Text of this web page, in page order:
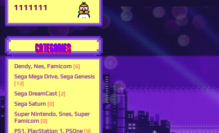
1111111
CATEGORIES
Dendy, Nes, Famicom [6]
Sega Mega Drive, Sega Genesis
[13]
Sega DreamCast [2]
Sega Saturn [0]
Super Nintendo, Snes, Super
Famicom [0]
PS1, PlayStation 1, PSOne [9]